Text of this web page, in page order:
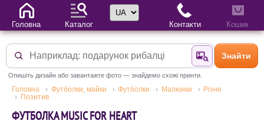
Знайти за
Знайти
Опишіть дизайн або завантажте фото — знайдемо схожі принти.
Головна Футболки, майки Футболки Малюнки
Різне
Позитив
ФУТБОЛКА MUSIC FOR HEART
Головна Каталог
Вибір мови
Контакти Кошик